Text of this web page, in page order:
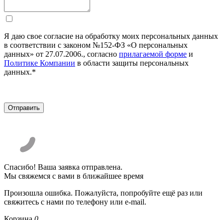
Я даю свое согласие на обработку моих персональных данных
в соответствии с законом №152-ФЗ «О персональных
данных» от 27.07.2006., согласно прилагаемой форме и
Политике Компании в области защиты персональных
данных.*
Спасибо! Ваша заявка отправлена.
Мы свяжемся с вами в ближайшее время
Произошла ошибка. Пожалуйста, попробуйте ещё раз или
свяжитесь с нами по телефону или e-mail.